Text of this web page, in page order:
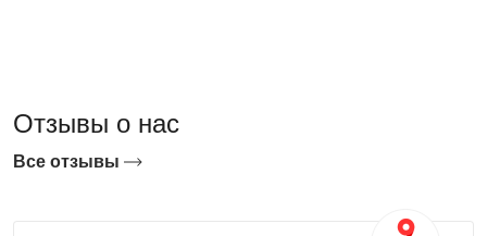
категорий вещей без избыточной площади и цены.
шины, строительный инструмент и расходники —
Отзывы о нас
Все отзывы